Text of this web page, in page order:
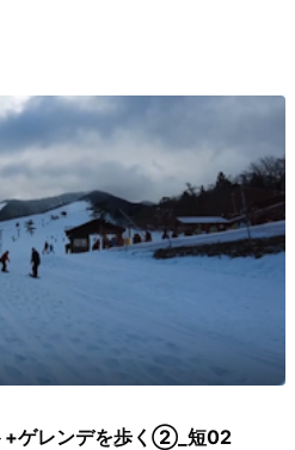
+ゲレンデを歩く②_短02